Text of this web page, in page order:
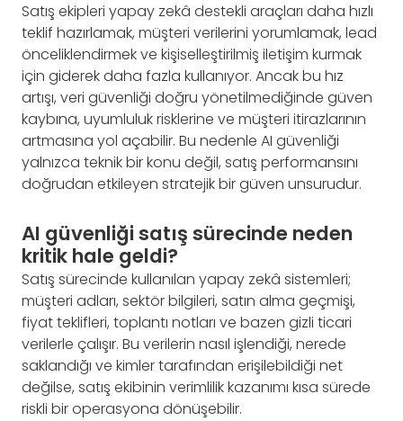
Satış ekipleri yapay zekâ destekli araçları daha hızlı
teklif hazırlamak, müşteri verilerini yorumlamak, lead
önceliklendirmek ve kişiselleştirilmiş iletişim kurmak
için giderek daha fazla kullanıyor. Ancak bu hız
artışı, veri güvenliği doğru yönetilmediğinde güven
kaybına, uyumluluk risklerine ve müşteri itirazlarının
artmasına yol açabilir. Bu nedenle AI güvenliği
yalnızca teknik bir konu değil, satış performansını
doğrudan etkileyen stratejik bir güven unsurudur.
AI güvenliği satış sürecinde neden
kritik hale geldi?
Satış sürecinde kullanılan yapay zekâ sistemleri;
müşteri adları, sektör bilgileri, satın alma geçmişi,
fiyat teklifleri, toplantı notları ve bazen gizli ticari
verilerle çalışır. Bu verilerin nasıl işlendiği, nerede
saklandığı ve kimler tarafından erişilebildiği net
değilse, satış ekibinin verimlilik kazanımı kısa sürede
riskli bir operasyona dönüşebilir.